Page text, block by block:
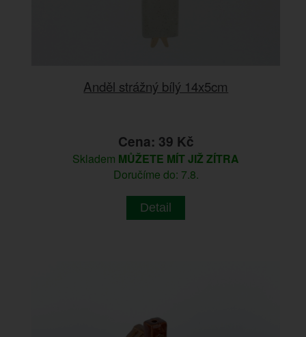
Anděl strážný bílý 14x5cm
Cena: 39 Kč
Skladem MŮŽETE MÍT JIŽ ZÍTRA
Doručíme do: 7.8.
Detail